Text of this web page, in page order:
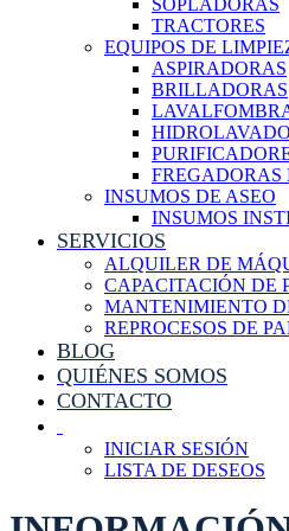
SOPLADORAS
TRACTORES
EQUIPOS DE
ASPIRADORAS
BRILLADORAS
FREGADORAS
INSUMOS DE ASEO
INSUMOS
SERVICIOS
ALQUILER DE
CAPACITACIÓN DE
MANTENIMIENTO
REPROCESOS DE
BLOG
QUIÉNES SOMOS
CONTACTO
INICIAR SESIÓN
LISTA DE DESEOS